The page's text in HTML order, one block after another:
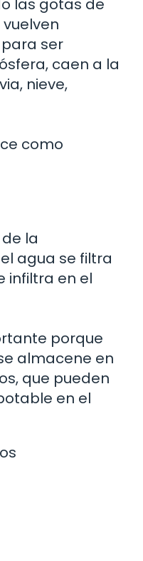
ser
caen a la
nieve,
como
la
agua se filtra
infiltra en el
porque
almacene en
que pueden
en el